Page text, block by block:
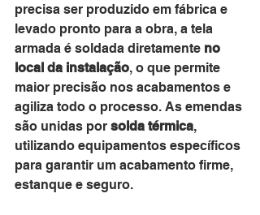
precisa ser produzido em fábrica e
levado pronto para a obra, a tela
armada é soldada diretamente no
local da instalação, o que permite
maior precisão nos acabamentos e
agiliza todo o processo. As emendas
são unidas por solda térmica,
utilizando equipamentos específicos
para garantir um acabamento firme,
estanque e seguro.